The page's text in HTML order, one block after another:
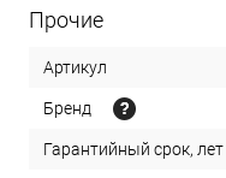
Прочие
Артикул
Бренд
Гарантийный срок, лет